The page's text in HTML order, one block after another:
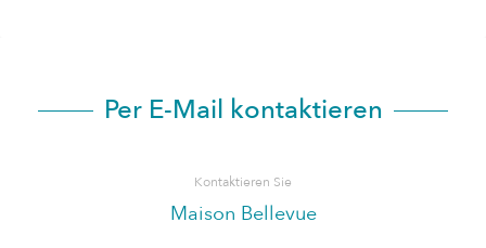
Per E-Mail kontaktieren
Kontaktieren Sie
Maison Bellevue